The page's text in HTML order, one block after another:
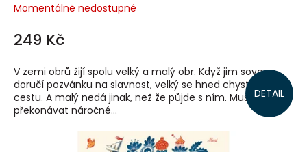
Momentálně nedostupné
249 Kč
DETAIL
V zemi obrů žijí spolu velký a malý obr. Když jim sova
doručí pozvánku na slavnost, velký se hned chystá na
cestu. A malý nedá jinak, než že půjde s ním. Musí
překonávat náročné...